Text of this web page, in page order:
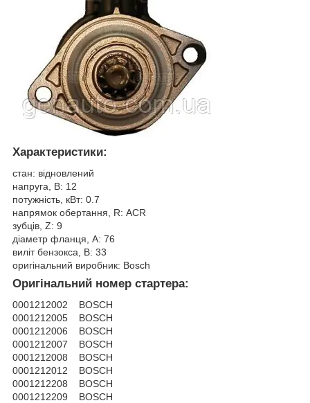
Характеристики:
стан: відновлений
напруга, В: 12
потужність, кВт: 0.7
напрямок обертання, R: АCR
зубців, Z: 9
діаметр фланця, A: 76
виліт бензокса, B: 33
оригінальний виробник: Bosch
Оригінальний номер стартера:
0001212002 BOSCH
0001212005 BOSCH
0001212006 BOSCH
0001212007 BOSCH
0001212008 BOSCH
0001212012 BOSCH
0001212208 BOSCH
0001212209 BOSCH